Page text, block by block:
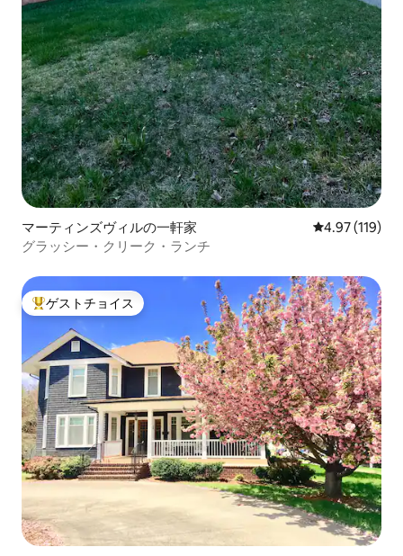
マーティンズヴィルの一軒家 レビュー119
4.97 (119)
グラッシー・クリーク・ランチ
大好評のゲストチョイスです。
ゲストチョイス